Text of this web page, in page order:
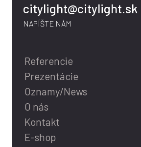
citylight@citylight.sk
NAPÍŠTE NÁM
Referencie
Prezentácie
Oznamy/News
O nás
Kontakt
E-shop